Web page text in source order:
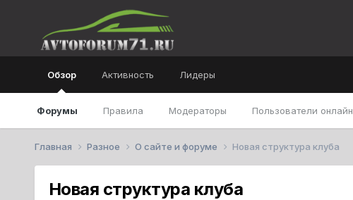
Обзор
Форумы Правила Модераторы Пользователи онлайн
Активность Лидеры
Главная Разное О сайте и форуме Новая структура клуба
Новая структура клуба